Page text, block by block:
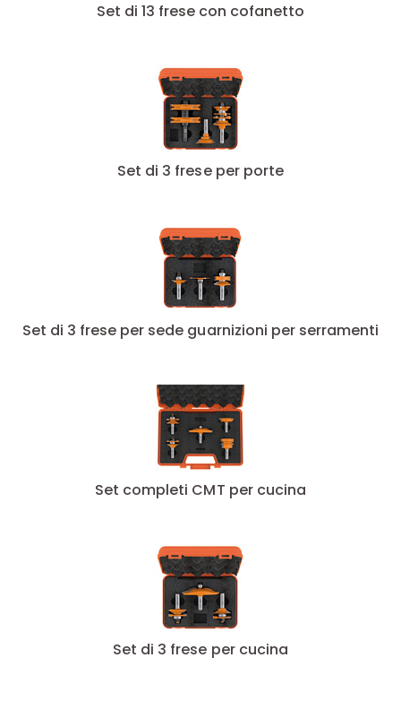
Set di 13 frese con cofanetto
Set di 3 frese per porte
Set di 3 frese per sede guarnizioni per serramenti
Set completi CMT per cucina
Set di 3 frese per cucina